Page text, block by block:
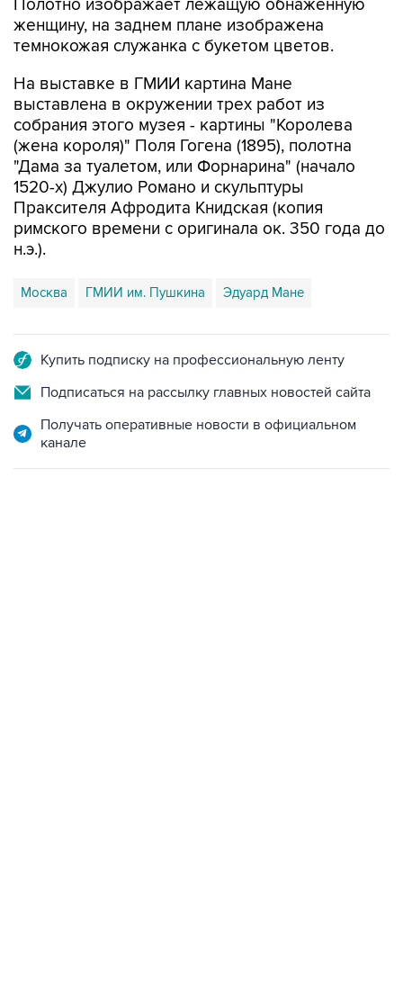
Полотно изображает лежащую обнаженную
женщину, на заднем плане изображена
темнокожая служанка с букетом цветов.
На выставке в ГМИИ картина Мане
выставлена в окружении трех работ из
собрания этого музея - картины "Королева
(жена короля)" Поля Гогена (1895), полотна
"Дама за туалетом, или Форнарина" (начало
1520-х) Джулио Романо и скульптуры
Праксителя Афродита Книдская (копия
римского времени с оригинала ок. 350 года до
н.э.).
Москва ГМИИ им. Пушкина Эдуард Мане
Купить подписку на профессиональную ленту
Подписаться на рассылку главных новостей сайта
Получать оперативные новости в официальном
канале